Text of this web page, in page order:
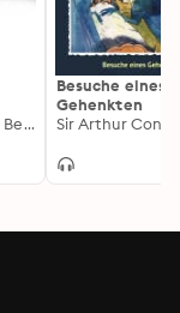
Maureen Butcher, Ben Sachtleben, Ellen B. Crown
Besuche eines
Gehenkten